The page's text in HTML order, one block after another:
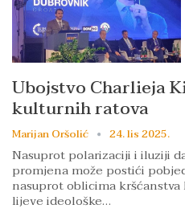
Ubojstvo Charlieja
kulturnih ratova
Marijan Oršolić 24. lis 2025.
Nasuprot polarizaciji i iluziji
promjena može postići
nasuprot oblicima
lijeve ideološke…